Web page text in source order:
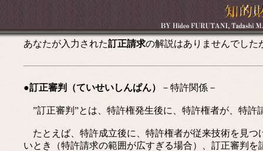
あなたが入力された訂正請求の解説はありませんでした
●訂正審判（ていせいしんぱん） －特許関係－
”訂正審判”とは、特許権発生後に、特許権者が、特
たとえば、特許成立後に、特許権者が従来技術を見つ
いとき（特許請求の範囲が広すぎる場合）、訂正審判